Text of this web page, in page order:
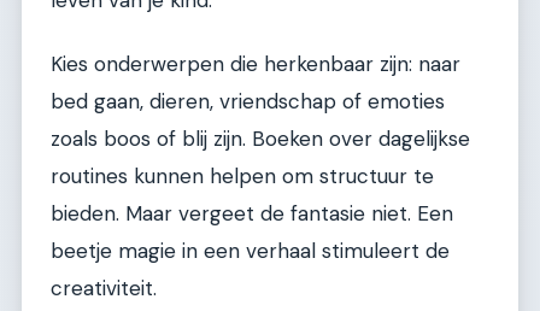
Kies onderwerpen die herkenbaar zijn: naar
bed gaan, dieren, vriendschap of emoties
zoals boos of blij zijn. Boeken over dagelijkse
routines kunnen helpen om structuur te
bieden. Maar vergeet de fantasie niet. Een
beetje magie in een verhaal stimuleert de
creativiteit.